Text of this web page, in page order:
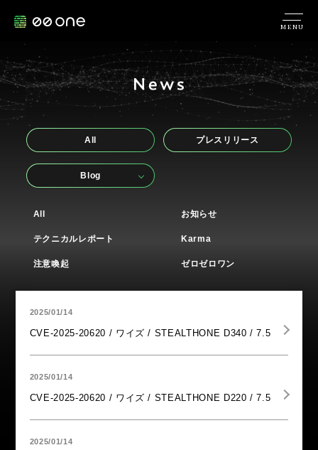
MENU
All プレスリリース
Blog
All お知らせ
テクニカルレポート Karma
注意喚起 ゼロゼロワン
2025/01/14
CVE-2025-20620 / ワイズ / STEALTHONE D340 / 7.5
2025/01/14
CVE-2025-20620 / ワイズ / STEALTHONE D220 / 7.5
2025/01/14